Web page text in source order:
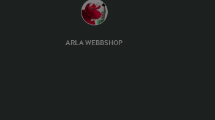
ARLA WEBBSHOP